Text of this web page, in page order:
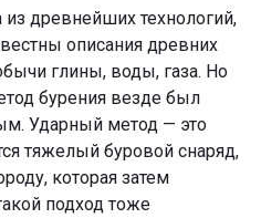
древнейших технологий,
описания древних
глины, воды, газа. Но
бурения везде был
Ударный метод — это
тяжелый буровой снаряд,
которая затем
подход тоже